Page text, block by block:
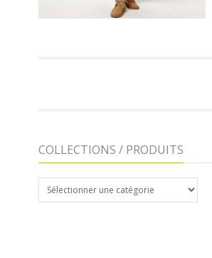
COLLECTIONS / PRODUITS
COLLECTIONS